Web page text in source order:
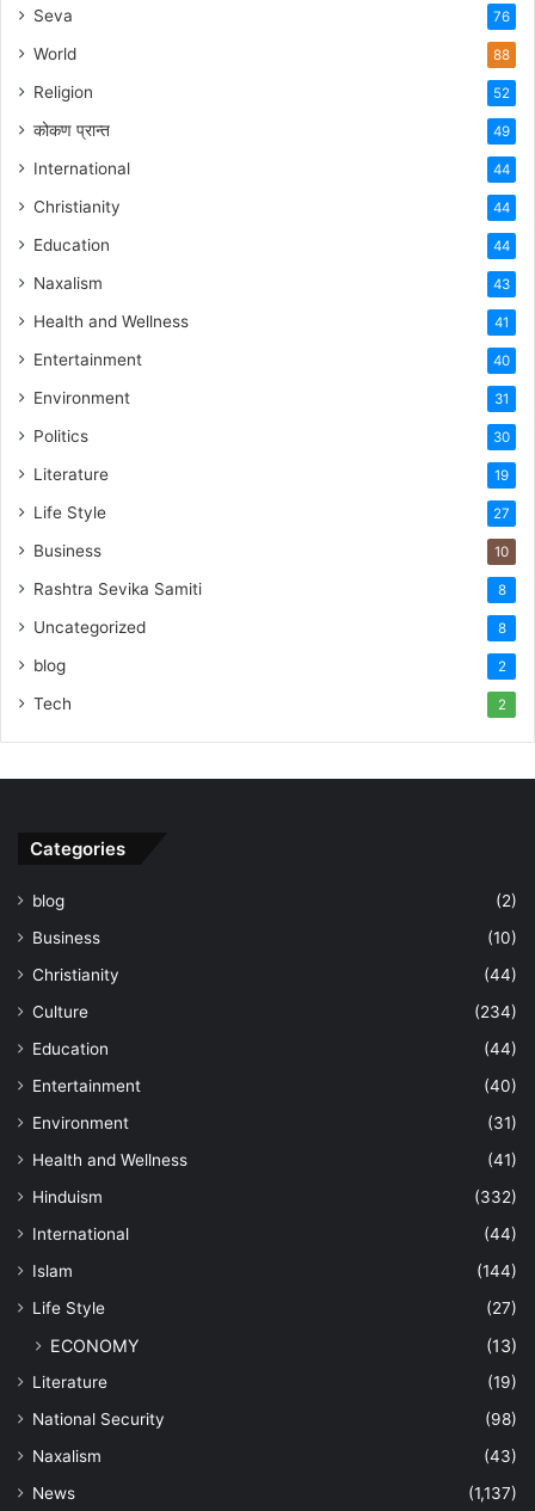
Seva 76
World 88
Religion 52
कोकण प्रान्त 49
International 44
Christianity 44
Education 44
Naxalism 43
Health and Wellness 41
Entertainment 40
Environment 31
Politics 30
Literature 19
Life Style 27
Business 10
Rashtra Sevika Samiti 8
Uncategorized 8
blog 2
Tech 2
Categories
blog
(2)
Business
(10)
Christianity
(44)
Culture
(234)
Education
(44)
Entertainment
(40)
Environment
(31)
Health and Wellness
(41)
Hinduism
(332)
International
(44)
Islam
(144)
Life Style
(27)
ECONOMY (13)
Literature
(19)
National Security
(98)
Naxalism
(43)
News
(1,137)